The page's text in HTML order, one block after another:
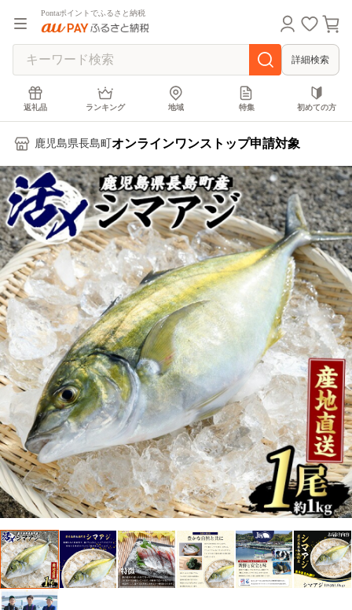
Pontaポイントでふるさと納税
詳細検索
返礼品 ランキング 地域 特集 初めての方
鹿児島県長島町 オンラインワンストップ申請対象